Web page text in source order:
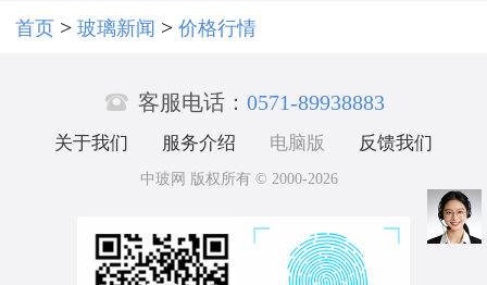
首页 > 玻璃新闻 > 价格行情
 客服电话： 0571-89938883
关于我们 服务介绍 电脑版 反馈我们
中玻网 版权所有 © 2000-2026